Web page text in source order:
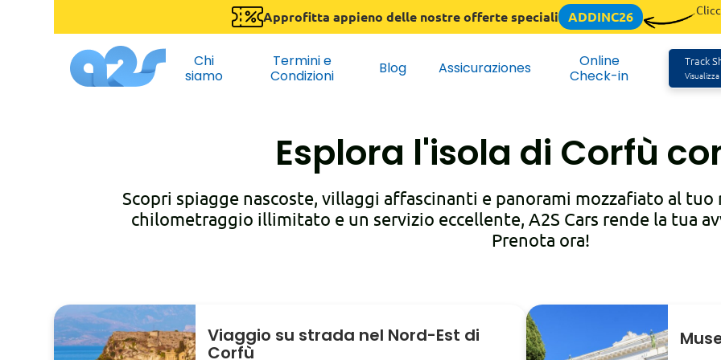
Approfitta appieno delle nostre offerte speciali ADDINC26
Chi
siamo
Termini e
Condizioni
Blog Assicuraziones
Online
Check-in
Track
Esplora l'isola di Corfù
Scopri spiagge nascoste, villaggi affascinanti e panorami mozzafiato al
chilometraggio illimitato e un servizio eccellente, A2S Cars rende la tua
Prenota ora!
Viaggio su strada nel Nord-Est di
Corfù